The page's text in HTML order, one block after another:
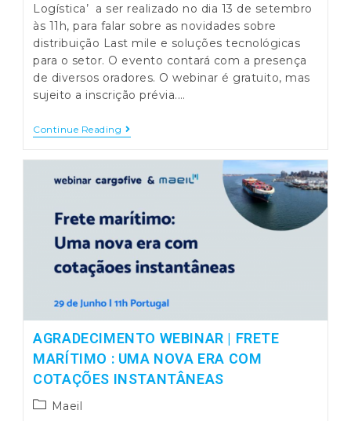
Logística’ a ser realizado no dia 13 de setembro
às 11h, para falar sobre as novidades sobre
distribuição Last mile e soluções tecnológicas
para o setor. O evento contará com a presença
de diversos oradores. O webinar é gratuito, mas
sujeito a inscrição prévia.…
Continue Reading Webinar
–
Mile
Na
Logística
AGRADECIMENTO WEBINAR | FRETE
MARÍTIMO : UMA NOVA ERA COM
COTAÇÕES INSTANTÂNEAS
PostMaeil